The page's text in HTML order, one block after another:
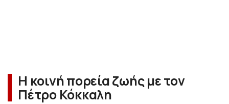
Η κοινή πορεία ζωής με τον
Πέτρο Κόκκαλη